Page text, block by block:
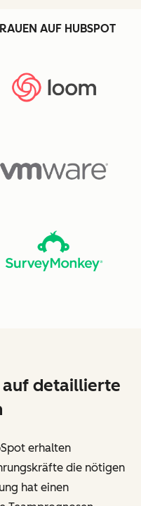
AUF HUBSPOT
auf detaillierte
erhalten
die nötigen
hat einen